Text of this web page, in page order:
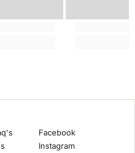
Facebook
Instagram